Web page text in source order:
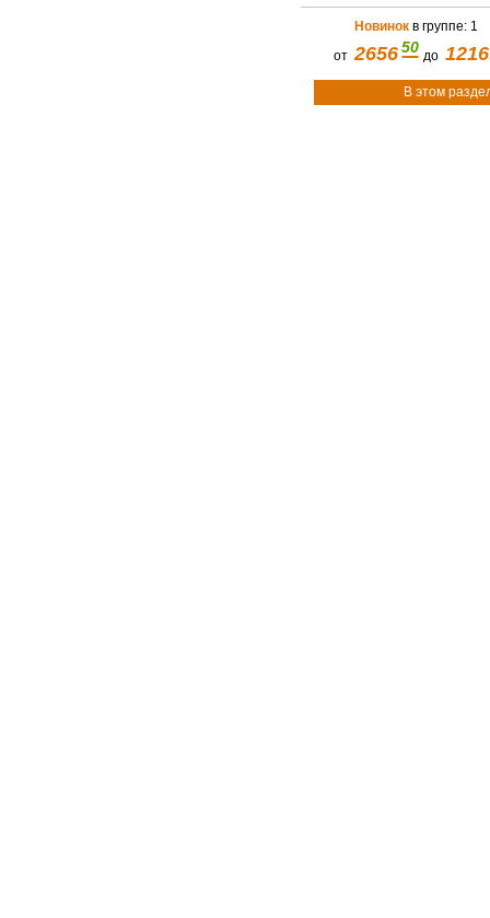
Новинокв группе: 1
от 2656 50до
В этом